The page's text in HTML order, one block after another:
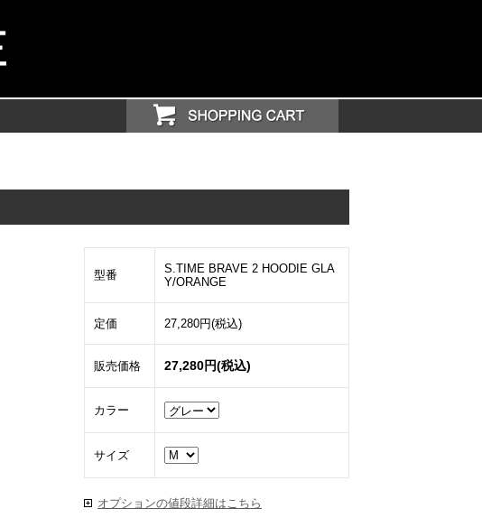
型番
S.TIME BRAVE 2 HOODIE GLA
Y/ORANGE
定価 27,280円(税込)
販売価格 27,280円(税込)
カラー
サイズ
オプションの値段詳細はこちら